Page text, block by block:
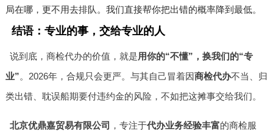
局在哪，更不用去排队。我们直接帮你把出错的概率降到最低。
结语：专业的事，交给专业的人
说到底，商检代办的价值，就是用你的“不懂”，换我们的“专
业”。2026年，合规只会更严。与其自己冒着因商检代办不当、归
类出错、耽误船期要付违约金的风险，不如把这摊事交给我们。
北京优鼎嘉贸易有限公司 ，专注于代办业务经验丰富的商检服